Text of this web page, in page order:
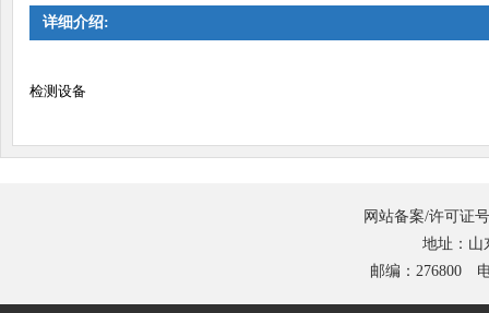
详细介绍:
检测设备
网站备案/许可证
地址：山
邮编：276800